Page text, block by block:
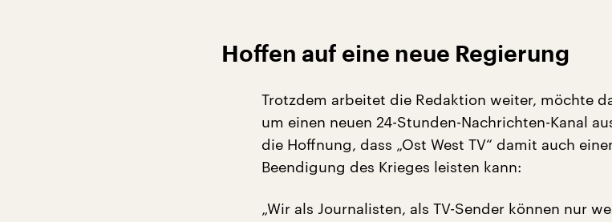
Hoffen auf eine neue Regierung
Trotzdem arbeitet die Redaktion weiter, möchte
um einen neuen 24-Stunden-Nachrichten-Kanal
die Hoffnung, dass „Ost West TV“ damit auch
Beendigung des Krieges leisten kann:
„Wir als Journalisten, als TV-Sender können nur